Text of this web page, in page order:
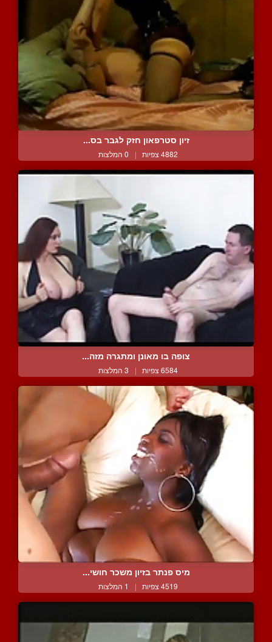
זיון סטרפאון חזק לגבר בס...
4882 צפיות | 0 המלצות
צופה בו מאונן ומתגרה מזה...
6584 צפיות | 3 המלצות
מיס פנתר בזיון משכר חושי...
4519 צפיות | 1 המלצות